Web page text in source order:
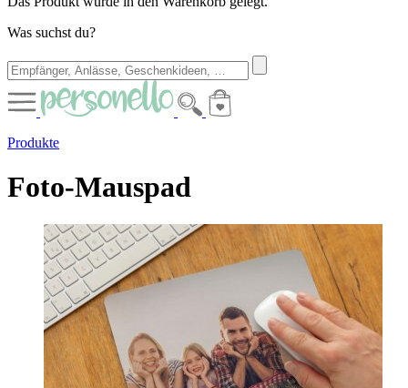
Was suchst du?
Produkte
Foto-Mauspad